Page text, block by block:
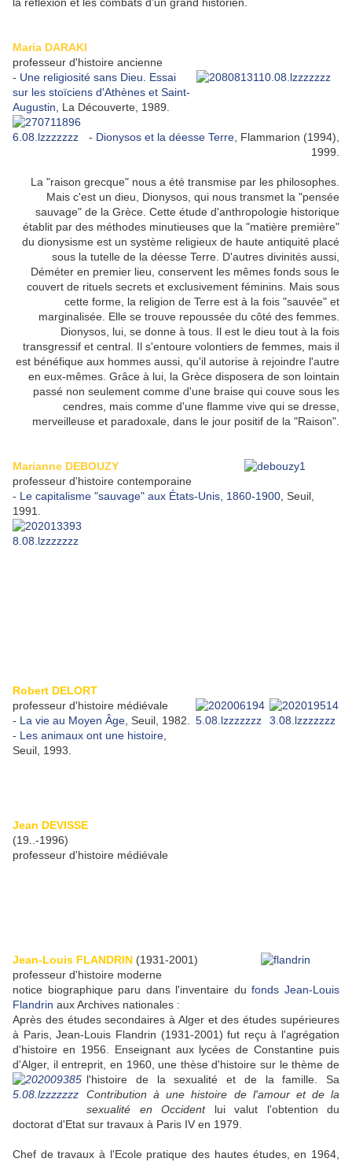
Maria DARAKI
professeur d'histoire ancienne
- Une religiosité sans Dieu. Essai
sur les stoïciens d'Athènes et Saint-
Augustin , La Découverte, 1989.
- Dionysos et la déesse Terre , Flammarion (1994),
1999.
La "raison grecque" nous a été transmise par les philosophes.
Mais c'est un dieu, Dionysos, qui nous transmet la "pensée
sauvage" de la Grèce. Cette étude d'anthropologie historique
établit par des méthodes minutieuses que la "matière première"
du dionysisme est un système religieux de haute antiquité placé
sous la tutelle de la déesse Terre. D'autres divinités aussi,
Déméter en premier lieu, conservent les mêmes fonds sous le
couvert de rituels secrets et exclusivement féminins. Mais sous
cette forme, la religion de Terre est à la fois "sauvée" et
marginalisée. Elle se trouve repoussée du côté des femmes.
Dionysos, lui, se donne à tous. Il est le dieu tout à la fois
transgressif et central. Il s'entoure volontiers de femmes, mais il
est bénéfique aux hommes aussi, qu'il autorise à rejoindre l'autre
en eux-mêmes. Grâce à lui, la Grèce disposera de son lointain
passé non seulement comme d'une braise qui couve sous les
cendres, mais comme d'une flamme vive qui se dresse,
merveilleuse et paradoxale, dans le jour positif de la "Raison".
Marianne DEBOUZY
professeur d'histoire contemporaine
- Le capitalisme "sauvage" aux États-Unis, 1860-1900 , Seuil,
1991.
Robert DELORT
professeur d'histoire médiévale
- La vie au Moyen Âge , Seuil, 1982.
- Les animaux ont une histoire
Seuil, 1993.
Jean DEVISSE
(19..-1996)
professeur d'histoire médiévale
Jean-Louis FLANDRIN (1931-2001)
professeur d'histoire moderne
notice biographique paru dans l'inventaire dufonds Jean-Louis
Flandrin aux Archives nationales :
Après des études secondaires à Alger et des études supérieures
à Paris, Jean-Louis Flandrin (1931-2001) fut reçu à l'agrégation
d'histoire en 1956. Enseignant aux lycées de Constantine puis
d'Alger, il entreprit, en 1960, une thèse d'histoire sur le thème de
l'histoire de la sexualité et de la famille. Sa
Contribution à une histoire de l'amour et de la
sexualité en Occidentlui valut l'obtention du
doctorat d'Etat sur travaux à Paris IV en 1979.
Chef de travaux à l'Ecole pratique des hautes études, en 1964,